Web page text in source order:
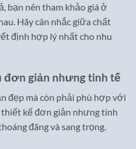
bạn nên tham khảo giá ở
Hãy cân nhắc giữa chất
định hợp lý nhất cho nhu
giản nhưng tinh tế
đẹp mà còn phải phù hợp với
thiết kế đơn giản nhưng tinh
đãng và sang trọng.